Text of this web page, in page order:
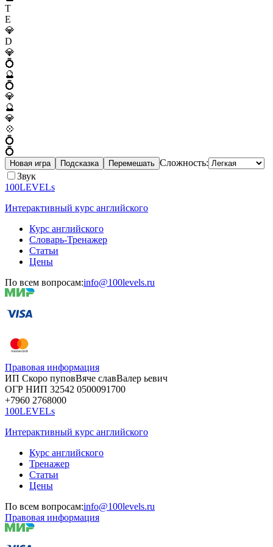
T
E
💎
D
💎
💍
🔮
💍
💎
🔮
💎
💠
💍
💍
Новая игра Подсказка Перемешать Сложность:
Звук
100LEVELs
Интерактивный курс английского
Курс английского
Словарь-Тренажер
Статьи
Цены
По всем вопросам:info@100levels.ru
Правовая информация
ИП Скоро пуповВяче славВалер ьевич
ОГР НИП 32542 0500091700
+7960 2768000
100LEVELs
Интерактивный курс английского
Курс английского
Тренажер
Статьи
Цены
По всем вопросам:info@100levels.ru
Правовая информация